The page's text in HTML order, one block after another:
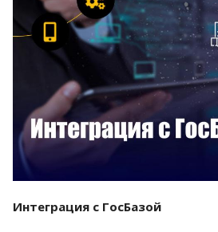
Смотреть проект
Интеграция с ГосБазой